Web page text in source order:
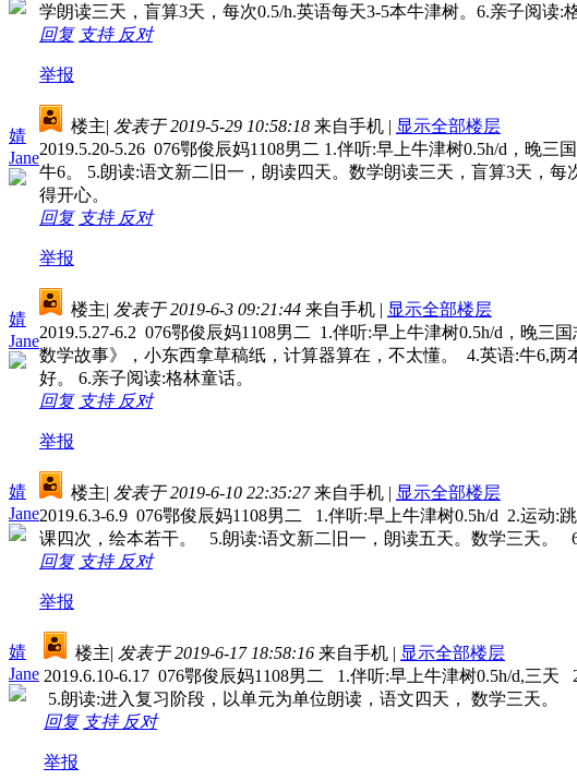
学朗读三天，盲算3天，每次0.5/h.英语每天3-5本牛津树。6.亲子阅读
回复 支持 反对
举报
婧
Jane
楼主| 发表于 2019-5-29 10:58:18 来自手机 | 显示全部楼层
2019.5.20-5.26 076鄂俊辰妈1108男二 1.伴听:早上牛津树0.5h/d，晚
牛6。 5.朗读:语文新二旧一，朗读四天。数学朗读三天，盲算3天，
得开心。
回复 支持 反对
举报
婧
Jane
楼主| 发表于 2019-6-3 09:21:44 来自手机 | 显示全部楼层
2019.5.27-6.2 076鄂俊辰妈1108男二 1.伴听:早上牛津树0.5h/d，晚
数学故事》，小东西拿草稿纸，计算器算在，不太懂。 4.英语:牛6,
好。 6.亲子阅读:格林童话。
回复 支持 反对
举报
婧
Jane
楼主| 发表于 2019-6-10 22:35:27 来自手机 | 显示全部楼层
2019.6.3-6.9 076鄂俊辰妈1108男二 1.伴听:早上牛津树0.5h/d 2.运动
课四次，绘本若干。 5.朗读:语文新二旧一，朗读五天。数学三天。
回复 支持 反对
举报
婧
Jane
楼主| 发表于 2019-6-17 18:58:16 来自手机 | 显示全部楼层
2019.6.10-6.17 076鄂俊辰妈1108男二 1.伴听:早上牛津树0.5h/d,三
5.朗读:进入复习阶段，以单元为单位朗读，语文四天， 数学三天。
回复 支持 反对
举报